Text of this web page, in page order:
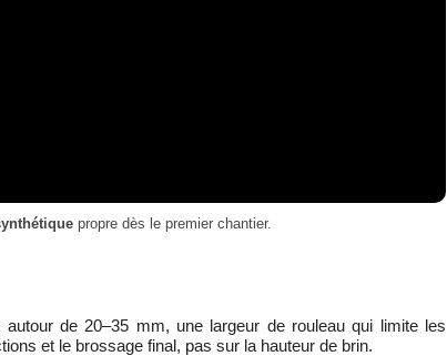
propre dès le premier chantier.
de 20–35 mm, une largeur de rouleau qui limite les
et le brossage final, pas sur la hauteur de brin.